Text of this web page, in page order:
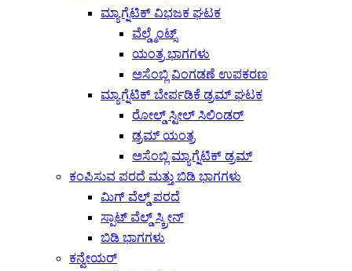
ಮ್ಯಾಗ್ನೆಟಿಕ್ ವಿಭಜಕ ಘಟಕ
ವೆಲ್ಡ್ಮೆಂಟ್ಸ್
ಯಂತ್ರ ಭಾಗಗಳು
ಅಸೆಂಬ್ಲಿ ವಿಂಗಡಣೆ ಉಪಕರಣ
ಮ್ಯಾಗ್ನೆಟಿಕ್ ಬೇರ್ಪಡಿಕೆ ಡ್ರಮ್ ಘಟಕ
ರೋಲ್ಡ್ ಸ್ಟೀಲ್ ಸಿಲಿಂಡರ್
ಡ್ರಮ್ ಯಂತ್ರ
ಅಸೆಂಬ್ಲಿ ಮ್ಯಾಗ್ನೆಟಿಕ್ ಡ್ರಮ್
ಕಂಪಿಸುವ ಪರದೆ ಮತ್ತು ಬಿಡಿ ಭಾಗಗಳು
ಮಿಗ್ ವೆಲ್ಡ್ ಪರದೆ
ಸ್ಪಾಟ್ ವೆಲ್ಡ್ ಸ್ಕ್ರೀನ್
ಬಿಡಿ ಭಾಗಗಳು
ಕನ್ವೇಯರ್